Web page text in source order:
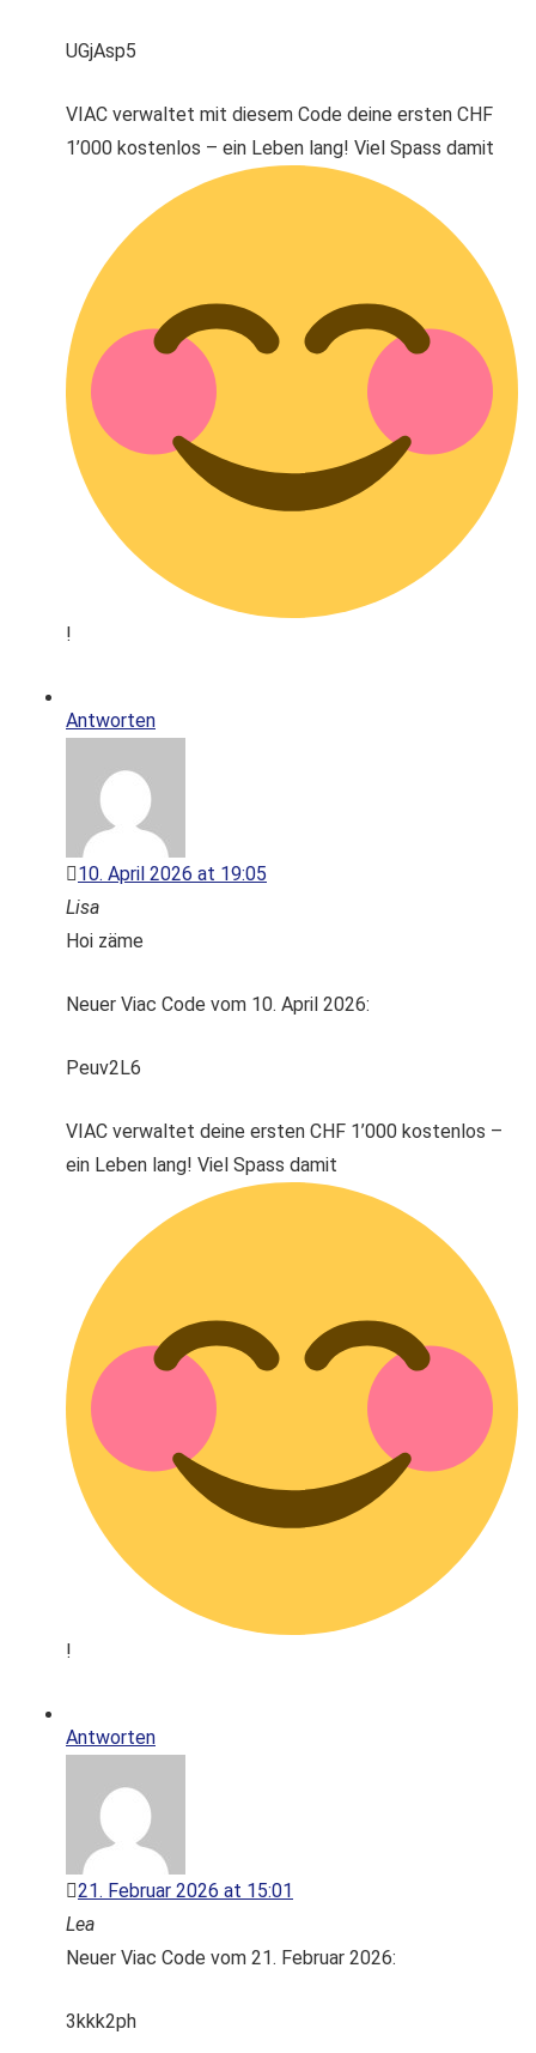
UGjAsp5
VIAC verwaltet mit diesem Code deine ersten CHF
1’000 kostenlos – ein Leben lang! Viel Spass damit
!
Antworten
10. April 2026 at 19:05
Lisa
Hoi zäme
Neuer Viac Code vom 10. April 2026:
Peuv2L6
VIAC verwaltet deine ersten CHF 1’000 kostenlos –
ein Leben lang! Viel Spass damit
!
Antworten
21. Februar 2026 at 15:01
Lea
Neuer Viac Code vom 21. Februar 2026:
3kkk2ph